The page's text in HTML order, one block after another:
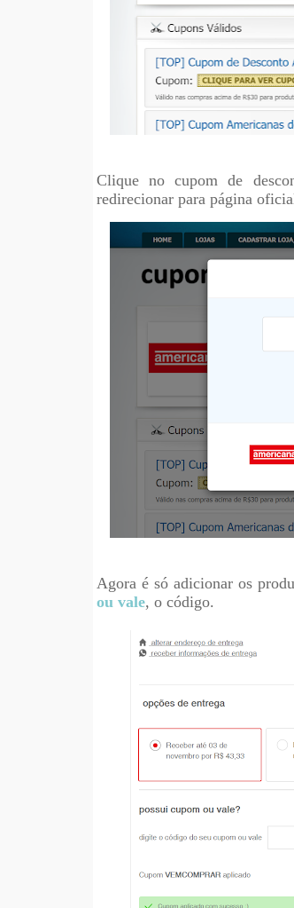
Clique no cupom de
redirecionar para página
Agora é só adicionar os
ou vale, o código.